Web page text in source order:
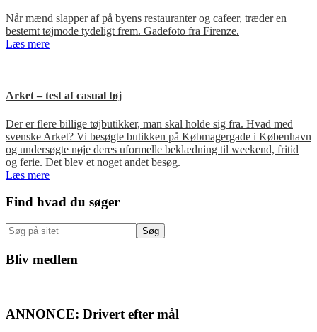
Når mænd slapper af på byens restauranter og cafeer, træder en
bestemt tøjmode tydeligt frem. Gadefoto fra Firenze.
Læs mere
Arket – test af casual tøj
Der er flere billige tøjbutikker, man skal holde sig fra. Hvad med
svenske Arket? Vi besøgte butikken på Købmagergade i København
og undersøgte nøje deres uformelle beklædning til weekend, fritid
og ferie. Det blev et noget andet besøg.
Læs mere
Primær
Sidebar
Find hvad du søger
Søg
på
sitet
Bliv medlem
ANNONCE: Drivert efter mål